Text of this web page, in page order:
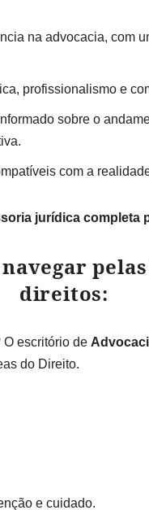
na advocacia, com
profissionalismo e
sobre o
com a
jurídica completa
direitos:
escritório de
do Direito.
e cuidado.